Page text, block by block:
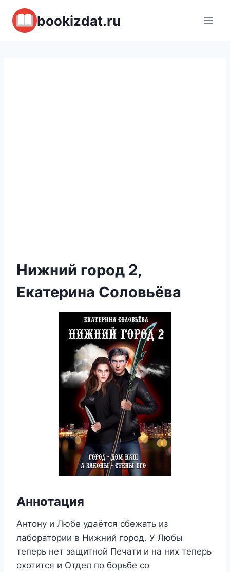
Перейти
содержимому
bookizdat.ru
Нижний город 2,
Екатерина Соловьёва
Аннотация
Антону и Любе удаётся сбежать из
лаборатории в Нижний город. У Любы
теперь нет защитной Печати и на них теперь
охотится и Отдел по борьбе со